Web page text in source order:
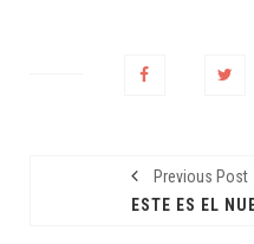
Previous Post